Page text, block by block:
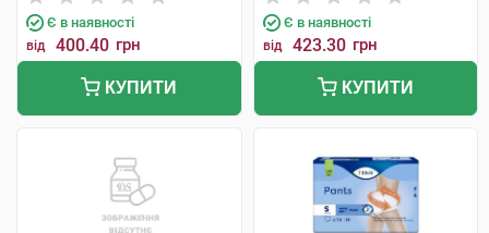
Є в наявності
від 400.40 грн
КУПИТИ
Є в наявності
від 423.30 грн
КУПИТИ